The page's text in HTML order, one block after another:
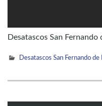
Desatascos San Fernando
Desatascos San Fernando de